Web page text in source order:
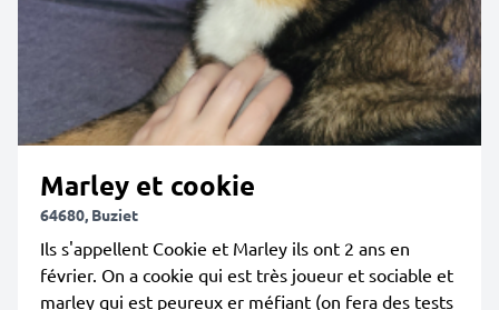
Marley et cookie
64680, Buziet
Ils s'appellent Cookie et Marley ils ont 2 ans en
février. On a cookie qui est très joueur et sociable et
marley qui est peureux er méfiant (on fera des tests